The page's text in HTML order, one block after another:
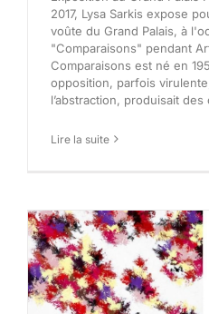
2017, Lysa Sarkis expose
voûte du Grand Palais, à
"Comparaisons" pendant
Comparaisons est né en
opposition, parfois
l’abstraction, produisait
Lire la suite